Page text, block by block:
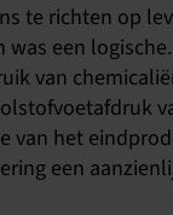
te richten op
was een
van
van het
een